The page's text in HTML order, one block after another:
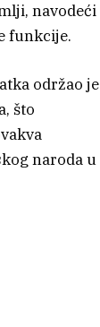
navodeći
funkcije.
održao je
što
naroda u